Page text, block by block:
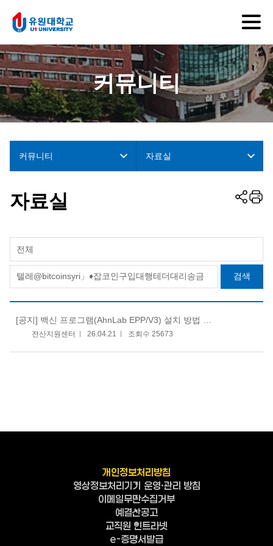
커뮤니티
커뮤니티 자료실
자료실
전체
검색
[공지] 백신 프로그램(AhnLab EPP/V3) 설치 방법 안내
전산지원센터 26.04.21 조회수 25673
개인정보처리방침
영상정보처리기기 운영·관리 방침
이메일무단수집거부
예결산공고
교직원 인트라넷
e-증명서발급